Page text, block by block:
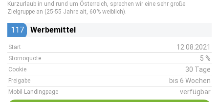
Kurzurlaub in und rund um Österreich, sprechen wir eine sehr große
Zielgruppe an (25-55 Jahre alt, 60% weiblich).
117 Werbemittel
Start 12.08.2021
Stornoquote 5 %
Cookie 30 Tage
Freigabe bis 6 Wochen
Mobil-Landingpage verfügbar